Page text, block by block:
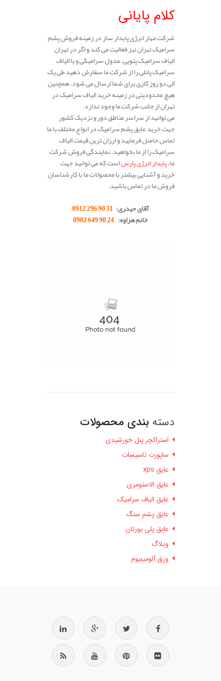
کلام پایانی
شرکت مهار انرژی پایدار ساز در زمینه فروش پشم
سرامیک تهران نیز فعالیت می کند و اگر در تهران
الیاف سرامیک پتویی، مدول سرامیکی و یا الیاف
سرامیک پانلی را از شرکت ما سفارش دهید طی یک
الی دو روز کاری برای شما ارسال می شود. همچنین
هیچ محدودیتی در زمینه خرید الیاف سرامیک در
تهران از جانب شرکت ما وجود ندارد.
می توانید از سراسر مناطق دور و نزدیک کشور
جهت خرید عایق پشم سرامیک در انواع مختلف با ما
تماس حاصل فرمایید و ارزان ترین قیمت الیاف
سرامیک را از ما بخواهید. نمایندگی فروش شرکت
ما،پایدار انرژی پارساست که می توانید جهت
خرید و آشنایی بیشتر با محصولات ما با کارشناسان
فروش ما در تماس باشید.
آقای حیدری: 31 90 296 0912
خانم هزاوه: 24 90 649 0902
دسته بندی محصولات
استراکچر پنل خورشیدی
ساپورت تاسیسات
عایق xps
عایق الاستومری
عایق الیاف سرامیک
عایق پشم سنگ
عایق پلی یورتان
وبلاگ
ورق آلومینیوم